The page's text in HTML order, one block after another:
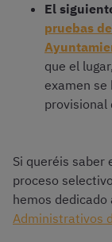
El
pruebas
que el
examen se
provisional
Si queréis saber
proceso
hemos dedicado
Administrativos